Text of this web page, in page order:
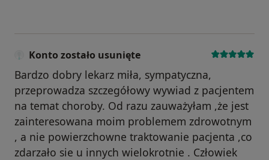
Konto zostało usunięte
Bardzo dobry lekarz miła, sympatyczna,
przeprowadza szczegółowy wywiad z pacjentem
na temat choroby. Od razu zauważyłam ,że jest
zainteresowana moim problemem zdrowotnym
, a nie powierzchowne traktowanie pacjenta ,co
zdarzało sie u innych wielokrotnie . Człowiek